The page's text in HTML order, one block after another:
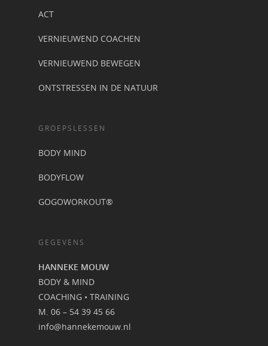
ACT
VERNIEUWEND COACHEN
VERNIEUWEND BEWEGEN
ONTSTRESSEN IN DE NATUUR
GROEPSLESSEN
BODY MIND
BODYFLOW
GOGOWORKOUT®
GEGEVENS
HANNEKE MOUW
BODY & MIND
COACHING • TRAINING
M. 06 – 54 39 45 66
info@hannekemouw.nl